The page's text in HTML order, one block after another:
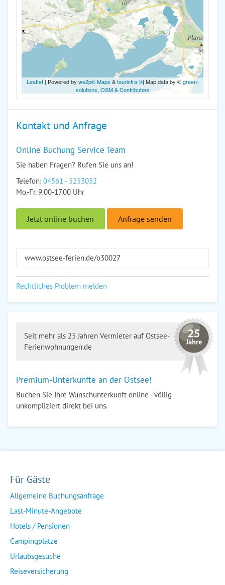
Leaflet| Powered by we2p® Maps &tourinfra ®| Map data by ©green-
solutions, OSM & Contributors
Kontakt und Anfrage
Online Buchung Service Team
Sie haben Fragen? Rufen Sie uns an!
Telefon: 04561 - 5253052
Mo.-Fr. 9.00-17.00 Uhr
Jetzt online buchen Anfrage senden
www.ostsee-ferien.de/o30027
Rechtliches Problem melden
Seit mehr als 25 Jahren Vermieter auf Ostsee-
Ferienwohnungen.de
Premium-Unterkünfte an der Ostsee!
Buchen Sie Ihre Wunschunterkunft online - völlig
unkompliziert direkt bei uns.
Für Gäste
Allgemeine Buchungsanfrage
Last-Minute-Angebote
Hotels / Pensionen
Campingplätze
Urlaubsgesuche
Reiseversicherung